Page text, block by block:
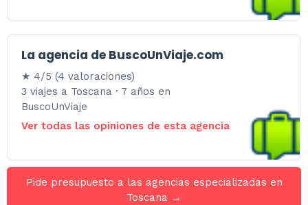
La agencia de BuscoUnViaje.com
★ 4/5 (4 valoraciones)
3 viajes a Toscana · 7 años en
BuscoUnViaje
Ver todas las opiniones de esta agencia
Pide presupuesto a las agencias especializadas en
Toscana →